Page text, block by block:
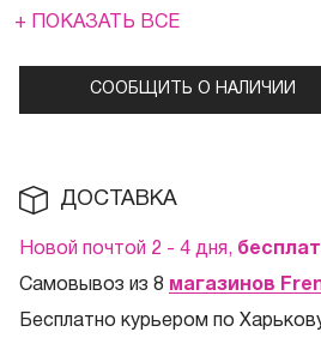
+ ПОКАЗАТЬ ВСЕ
СООБЩИТЬ О НАЛИЧИИ
ДОСТАВКА
Новой почтой 2 - 4 дня,
Самовывоз из 8 магазинов
Бесплатно курьером по